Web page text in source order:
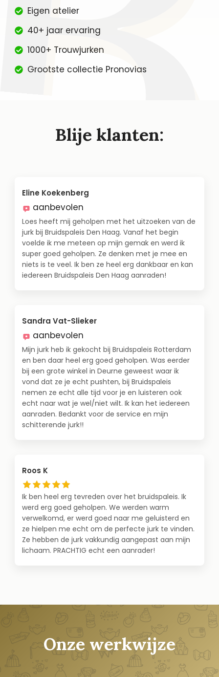
Eigen atelier
40+ jaar ervaring
1000+ Trouwjurken
Grootste collectie Pronovias
Blije klanten:
Eline Koekenberg
aanbevolen
Loes heeft mij geholpen met het uitzoeken van de
jurk bij Bruidspaleis Den Haag. Vanaf het begin
voelde ik me meteen op mijn gemak en werd ik
super goed geholpen. Ze denken met je mee en
niets is te veel. Ik ben ze heel erg dankbaar en kan
iedereen Bruidspaleis Den Haag aanraden!
Sandra Vat-Slieker
aanbevolen
Mijn jurk heb ik gekocht bij Bruidspaleis Rotterdam
en ben daar heel erg goed geholpen. Was eerder
bij een grote winkel in Deurne geweest waar ik
vond dat ze je echt pushten, bij Bruidspaleis
nemen ze echt alle tijd voor je en luisteren ook
echt naar wat je wel/niet wilt. Ik kan het iedereen
aanraden. Bedankt voor de service en mijn
schitterende jurk!!
Roos K
Ik ben heel erg tevreden over het bruidspaleis. Ik
werd erg goed geholpen. We werden warm
verwelkomd, er werd goed naar me geluisterd en
ze hielpen me echt om de perfecte jurk te vinden.
Ze hebben de jurk vakkundig aangepast aan mijn
lichaam. PRACHTIG echt een aanrader!
Onze werkwijze